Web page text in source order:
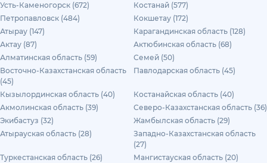
Усть-Каменогорск (672)
Костанай (577)
Петропавловск (484)
Кокшетау (172)
Атырау (147)
Карагандинская область (128)
Актау (87)
Актюбинская область (68)
Алматинская область (59)
Семей (50)
Восточно-Казахстанская область
(45)
Павлодарская область (45)
Кызылординская область (40)
Костанайская область (40)
Акмолинская область (39)
Северо-Казахстанская область (36)
Экибастуз (32)
Жамбылская область (29)
Атырауская область (28)
Западно-Казахстанская область
(27)
Туркестанская область (26)
Мангистауская область (20)